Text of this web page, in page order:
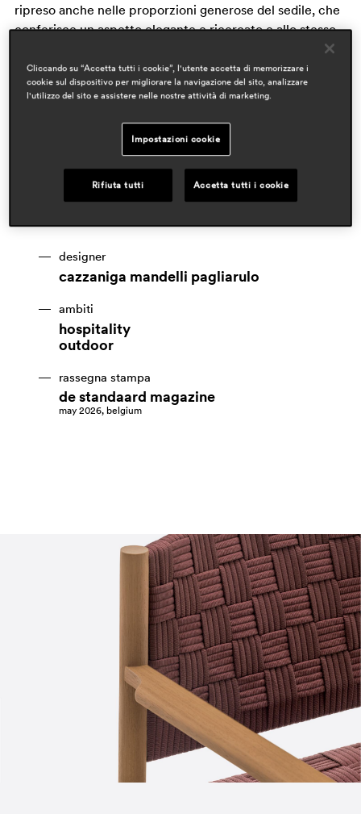
ripreso anche nelle proporzioni generose del sedile, che
conferisce un aspetto elegante e ricercato e allo stesso
designer
cazzaniga mandelli pagliarulo
ambiti
hospitality
outdoor
rassegna stampa
de standaard magazine
may 2026, belgium
Cliccando su “Accetta tutti i cookie”, l'utente accetta di memorizzare i
cookie sul dispositivo per migliorare la navigazione del sito, analizzare
l'utilizzo del sito e assistere nelle nostre attività di marketing.
Impostazioni cookie
Rifiuta tutti Accetta tutti i cookie